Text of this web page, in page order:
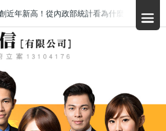
近年新高！從內政部統計看為什麼婚齡 8.3